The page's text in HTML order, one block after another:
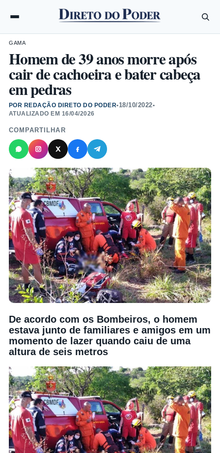
GAMA
Homem de 39 anos morre após
cair de cachoeira e bater cabeça
em pedras
POR REDAÇÃO DIRETO DO PODER•18/10/2022•
ATUALIZADO EM 16/04/2026
COMPARTILHAR
De acordo com os Bombeiros, o homem
estava junto de familiares e amigos em um
momento de lazer quando caiu de uma
altura de seis metros